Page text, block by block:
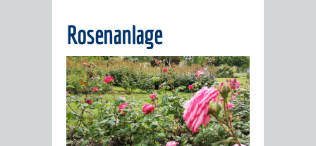
ZUR
UKRAINE
STADTPORTRAIT
WAPPENEHRENBÜRGER
STADTGESCHICHTE
Rosenanlage